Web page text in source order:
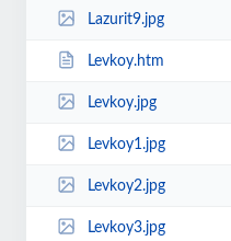
Lazurit9.jpg
Levkoy.htm
Levkoy.jpg
Levkoy1.jpg
Levkoy2.jpg
Levkoy3.jpg